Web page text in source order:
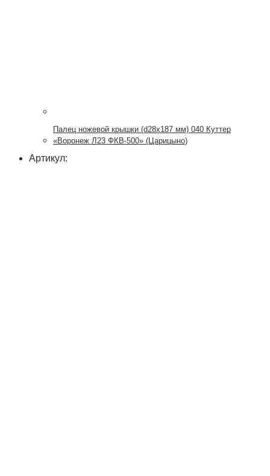
Палец ножевой крышки (d28x187 мм) 040 Куттер
«Воронеж Л23 ФКВ-500» (Царицыно)
Артикул: